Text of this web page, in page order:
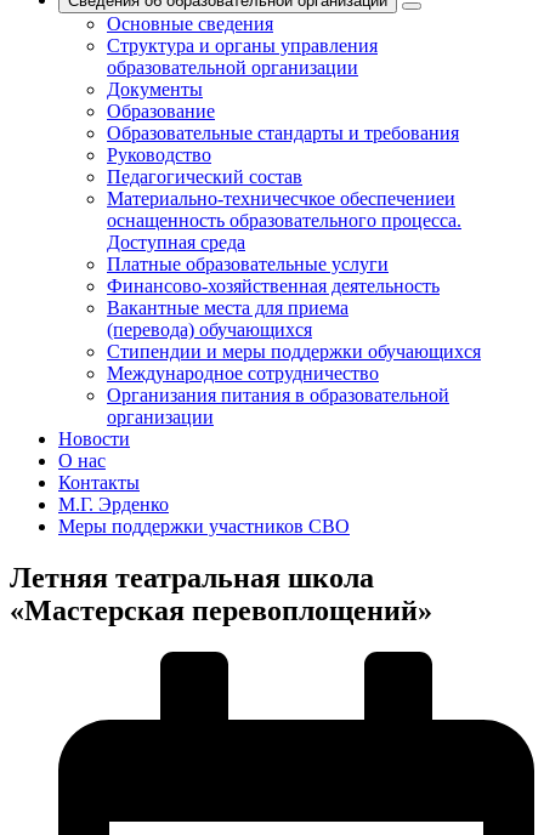
Основные сведения
Структура и органы управления
образовательной организации
Документы
Образование
Образовательные стандарты и требования
Руководство
Педагогический состав
Материально-техничесчкое обеспечениеи
оснащенность образовательного процесса.
Доступная среда
Платные образовательные услуги
Финансово-хозяйственная деятельность
Вакантные места для приема
(перевода) обучающихся
Стипендии и меры поддержки обучающихся
Международное сотрудничество
Организания питания в образовательной
организации
Новости
О нас
Контакты
М.Г. Эрденко
Меры поддержки участников СВО
Летняя театральная школа
«Мастерская перевоплощений»